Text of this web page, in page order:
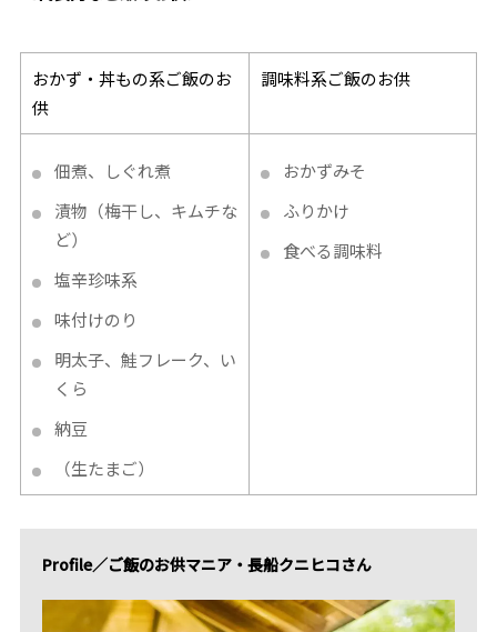
おかず・丼もの系ご飯のお
供
調味料系ご飯のお供
佃煮、しぐれ煮
漬物（梅干し、キムチな
ど）
塩辛珍味系
味付けのり
明太子、鮭フレーク、い
くら
納豆
（生たまご）
おかずみそ
ふりかけ
食べる調味料
Profile／ご飯のお供マニア・長船クニヒコさん